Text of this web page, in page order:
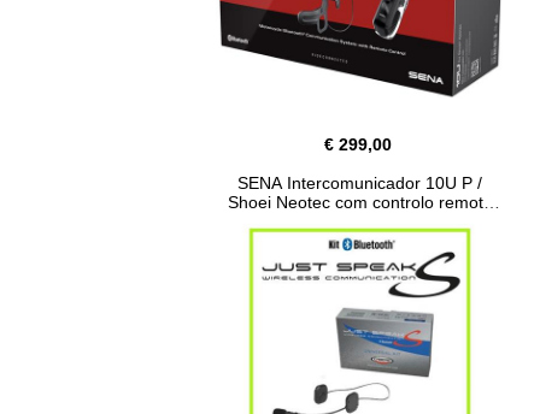
€ 299,00
SENA Intercomunicador 10U P /
Shoei Neotec com controlo remoto